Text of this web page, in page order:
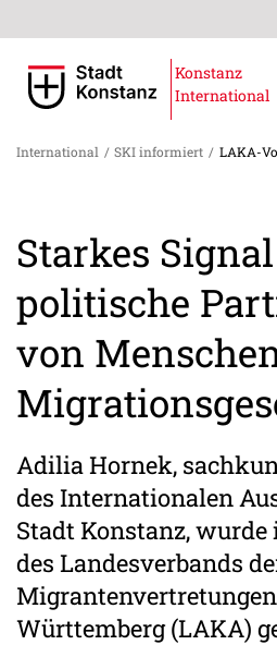
Konstanz
International
International / SKI informiert / LAKA-
Starkes
politische
von
Adilia Hornek,
des Internationalen
Stadt Konstanz,
des Landesverbands
Württemberg (LAKA)